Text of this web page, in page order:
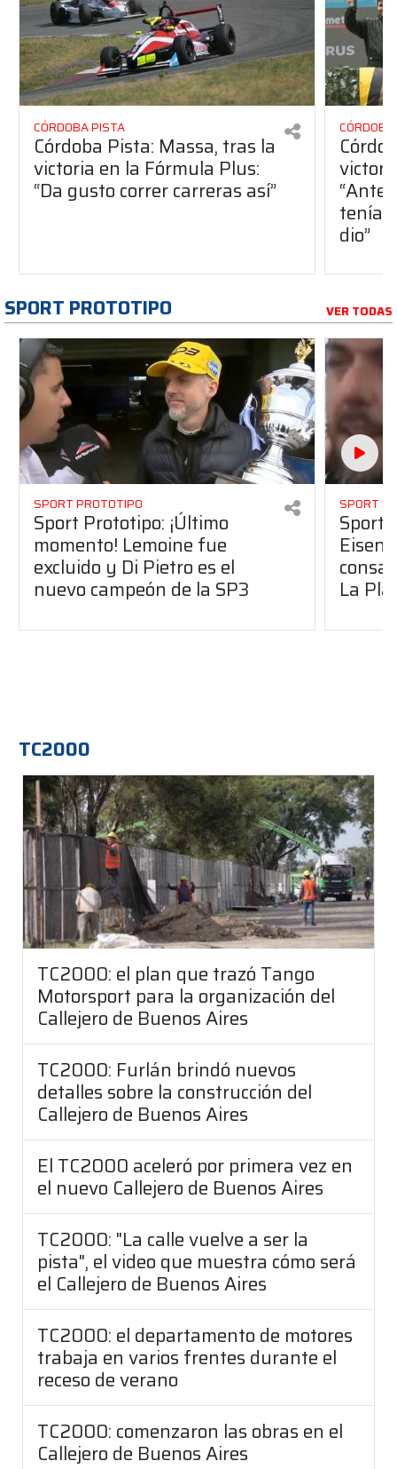
CÓRDOBA PISTA
Córdoba Pista: Massa, tras la
victoria en la Fórmula Plus:
“Da gusto correr carreras así”
dio”
SPORT PROTOTIPO VER TODAS
SPORT PROTOTIPO
Sport Prototipo: ¡Último
momento! Lemoine fue
excluido y Di Pietro es el
nuevo campeón de la SP3
SPORT
Sport
La
TC2000
TC2000: el plan que trazó Tango
Motorsport para la organización del
Callejero de Buenos Aires
TC2000: Furlán brindó nuevos
detalles sobre la construcción del
Callejero de Buenos Aires
El TC2000 aceleró por primera vez en
el nuevo Callejero de Buenos Aires
TC2000: "La calle vuelve a ser la
pista", el video que muestra cómo será
el Callejero de Buenos Aires
TC2000: el departamento de motores
trabaja en varios frentes durante el
receso de verano
TC2000: comenzaron las obras en el
Callejero de Buenos Aires